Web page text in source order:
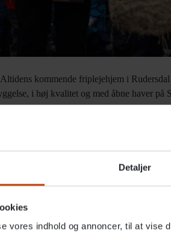
Detaljer
vores indhold og annoncer, til at vise
kommende friplejehjem i
i høj kvalitet og med åbne haver på
grad de visioner, vi har haft for
alle borgere, børn, unge og ældre. Et sted,